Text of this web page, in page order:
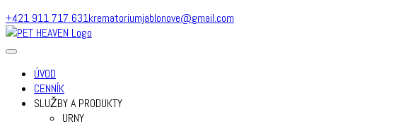
Skip
to
content
+421 911 717 631krematoriumjablonove@gmail.com
ÚVOD
CENNÍK
SLUŽBY A PRODUKTY
URNY